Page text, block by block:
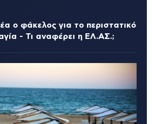
ο φάκελος για το περιστατικό
- Τι αναφέρει η ΕΛ.ΑΣ.;